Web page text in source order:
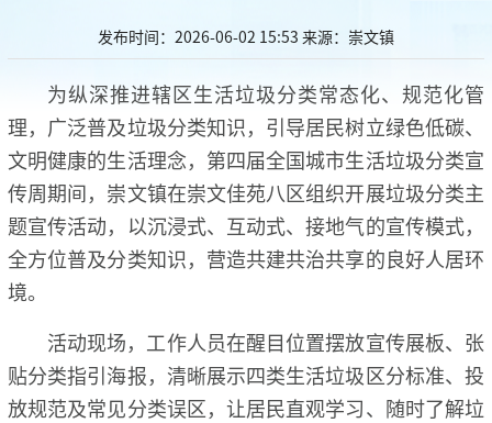
发布时间：2026-06-02 15:53 来源：崇文镇
为纵深推进辖区生活垃圾分类常态化、规范化管
理，广泛普及垃圾分类知识，引导居民树立绿色低碳、
文明健康的生活理念，第四届全国城市生活垃圾分类宣
传周期间，崇文镇在崇文佳苑八区组织开展垃圾分类主
题宣传活动，以沉浸式、互动式、接地气的宣传模式，
全方位普及分类知识，营造共建共治共享的良好人居环
境。
活动现场，工作人员在醒目位置摆放宣传展板、张
贴分类指引海报，清晰展示四类生活垃圾区分标准、投
放规范及常见分类误区，让居民直观学习、随时了解垃